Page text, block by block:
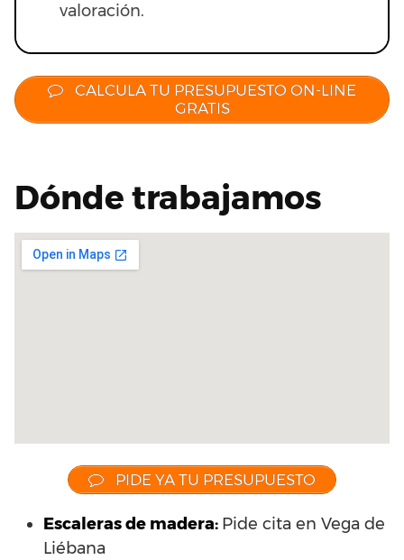
valoración.
CALCULA TU PRESUPUESTO ON-LINE
GRATIS
Dónde trabajamos
PIDE YA TU PRESUPUESTO
Escaleras de madera: Pide cita en Vega de
Liébana